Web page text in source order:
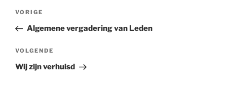
Bericht
Vorig
bericht
VORIGE
Algemene vergadering van Leden
Volgend
bericht
VOLGENDE
Wij zijn verhuisd